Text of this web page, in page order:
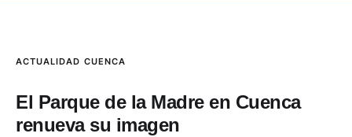
ACTUALIDAD CUENCA
El Parque de la Madre en Cuenca
renueva su imagen